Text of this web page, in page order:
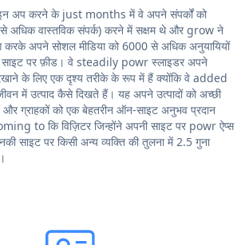
अप करने के just months में वे अपने संपर्कों को
अधिक वास्तविक संपर्क) करने में सक्षम थे और grow ने
अपने सोशल मीडिया को 6000 से अधिक अनुयायियों
साइट पर फ़ीड। वे steadily powr स्लाइडर अपने
के लिए एक दृश्य तरीके के रूप में हैं क्योंकि वे added
में उत्पाद कैसे दिखते हैं। यह अपने उत्पादों को अच्छी
और ग्राहकों को एक बेहतरीन ऑन-साइट अनुभव प्रदान
to कि विज़िटर जिन्होंने अपनी साइट पर powr ऐप्स
साइट पर किसी अन्य व्यक्ति की तुलना में 2.5 गुना